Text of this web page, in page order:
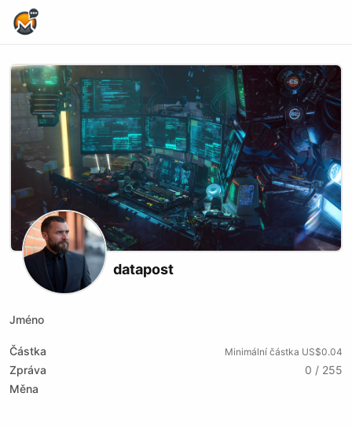
datapost
Jméno
Částka Minimální částka US$0.04
Zpráva
0 / 255
Měna